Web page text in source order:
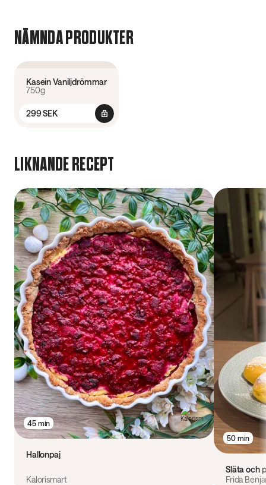
NÄMNDA PRODUKTER
Kasein Vaniljdrömmar
750g
299 SEK
LIKNANDE RECEPT
45 min
Hallonpaj
Kalorismart
50 min
Släta och
Frida